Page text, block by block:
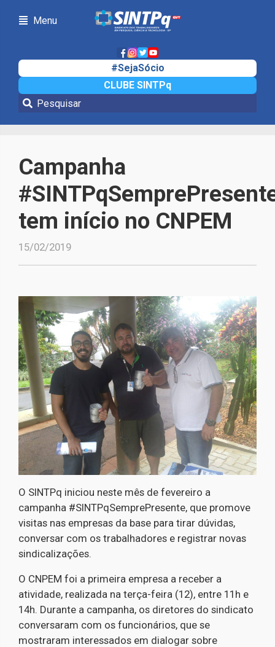
Menu
#SejaSócio
CLUBE SINTPq
Notícias
Campanha
tem início no CNPEM
15/02/2019
O SINTPq iniciou neste mês de fevereiro a
campanha #SINTPqSemprePresente, que promove
visitas nas empresas da base para tirar dúvidas,
conversar com os trabalhadores e registrar novas
sindicalizações.
O CNPEM foi a primeira empresa a receber a
atividade, realizada na terça-feira (12), entre 11h e
14h. Durante a campanha, os diretores do sindicato
conversaram com os funcionários, que se
mostraram interessados em dialogar sobre